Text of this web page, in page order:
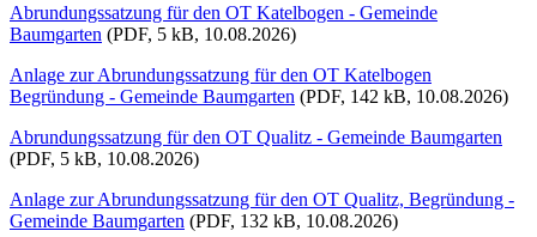
Abrundungssatzung für den OT Katelbogen - Gemeinde
Baumgarten (PDF, 5 kB, 10.08.2026)
Anlage zur Abrundungssatzung für den OT Katelbogen
Begründung - Gemeinde Baumgarten (PDF, 142 kB, 10.08.2026)
Abrundungssatzung für den OT Qualitz - Gemeinde Baumgarten
(PDF, 5 kB, 10.08.2026)
Anlage zur Abrundungssatzung für den OT Qualitz, Begründung -
Gemeinde Baumgarten (PDF, 132 kB, 10.08.2026)